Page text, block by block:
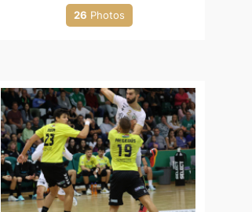
26 Photos